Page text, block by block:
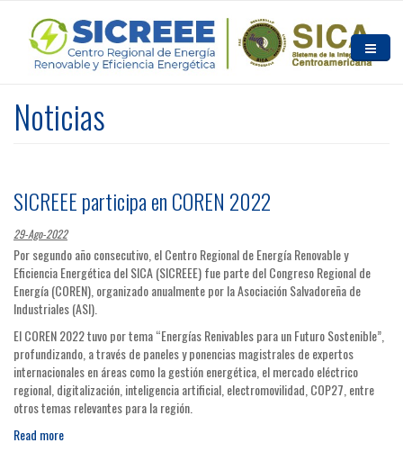
Inicio
Quiénes somos
Recursos
Contacto
Noticias
SICREEE participa en COREN 2022
29-Ago-2022
Por segundo año consecutivo, el Centro Regional de Energía Renovable y
Eficiencia Energética del SICA (SICREEE) fue parte del Congreso Regional de
Energía (COREN), organizado anualmente por la Asociación Salvadoreña de
Industriales (ASI).
El COREN 2022 tuvo por tema “Energías Renivables para un Futuro Sostenible”,
profundizando, a través de paneles y ponencias magistrales de expertos
internacionales en áreas como la gestión energética, el mercado eléctrico
regional, digitalización, inteligencia artificial, electromovilidad, COP27, entre
otros temas relevantes para la región.
Read more